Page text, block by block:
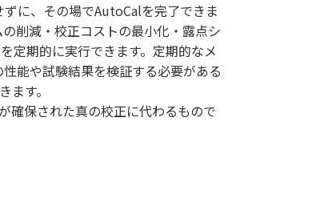
に、その場でAutoCalを完了できま
削減・校正コストの最小化・露点シ
定期的に実行できます。定期的なメ
能や試験結果を検証する必要がある
す。
確保された真の校正に代わるもので